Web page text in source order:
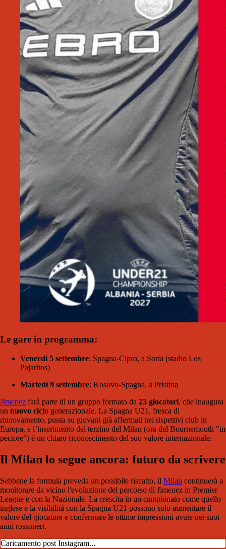
Le gare in programma:
Venerdì 5 settembre: Spagna-Cipro, a Soria (stadio Los
Pajaritos)
Martedì 9 settembre: Kosovo-Spagna, a Pristina
Jimenez farà parte di un gruppo formato da 23 giocatori, che inaugura
un nuovo ciclo generazionale. La Spagna U21, fresca di
rinnovamento, punta su giovani già affermati nei rispettivi club in
Europa, e l’inserimento del terzino del Milan (ora del Bournemouth "in
pectore") è un chiaro riconoscimento del suo valore internazionale.
Il Milan lo segue ancora: futuro da scrivere
Sebbene la formula preveda un possibile riscatto, il Milan continuerà a
monitorare da vicino l'evoluzione del percorso di Jimenez in Premier
League e con la Nazionale. La crescita in un campionato come quello
inglese e la visibilità con la Spagna U21 possono solo aumentare il
valore del giocatore e confermare le ottime impressioni avute nei suoi
anni rossoneri.
Caricamento post Instagram...